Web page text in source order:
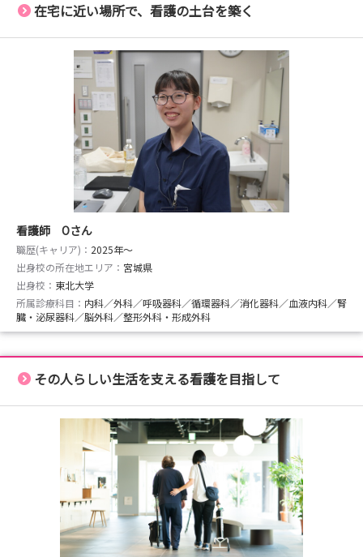
在宅に近い場所で、看護の土台を築く
看護師 Oさん
職歴(キャリア)： 2025年〜
出身校の所在地エリア： 宮城県
出身校： 東北大学
所属診療科目： 内科／外科／呼吸器科／循環器科／消化器科／血液内科／腎
臓・泌尿器科／脳外科／整形外科・形成外科
その人らしい生活を支える看護を目指して